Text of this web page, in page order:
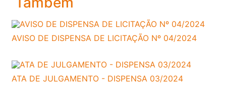
AVISO DE DISPENSA DE LICITAÇÃO Nº 04/2024
ATA DE JULGAMENTO - DISPENSA 03/2024